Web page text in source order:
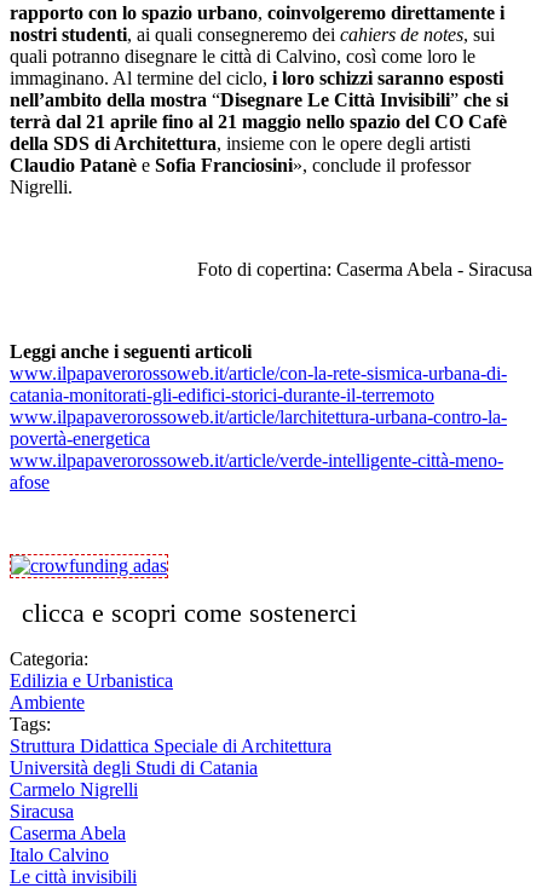
rapporto con lo spazio urbano, coinvolgeremo direttamente i
nostri studenti, ai quali consegneremo dei cahiers de notes, sui
quali potranno disegnare le città di Calvino, così come loro le
immaginano. Al termine del ciclo, i loro schizzi saranno esposti
nell’ambito della mostra “Disegnare Le Città Invisibili” che si
terrà dal 21 aprile fino al 21 maggio nello spazio del CO Cafè
della SDS di Architettura, insieme con le opere degli artisti
Claudio Patanè e Sofia Franciosini», conclude il professor
Nigrelli.
Foto di copertina: Caserma Abela - Siracusa
Leggi anche i seguenti articoli
www.ilpapaverorossoweb.it/article/con-la-rete-sismica-urbana-di-
catania-monitorati-gli-edifici-storici-durante-il-terremoto
www.ilpapaverorossoweb.it/article/larchitettura-urbana-contro-la-
povertà-energetica
www.ilpapaverorossoweb.it/article/verde-intelligente-città-meno-
afose
clicca e scopri come sostenerci
Categoria:
Edilizia e Urbanistica
Ambiente
Tags:
Struttura Didattica Speciale di Architettura
Università degli Studi di Catania
Carmelo Nigrelli
Siracusa
Caserma Abela
Italo Calvino
Le città invisibili